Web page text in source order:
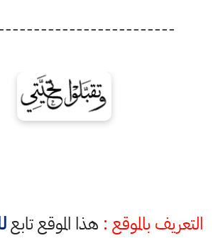
التعريف بالموقع : هذا الموقع تابع